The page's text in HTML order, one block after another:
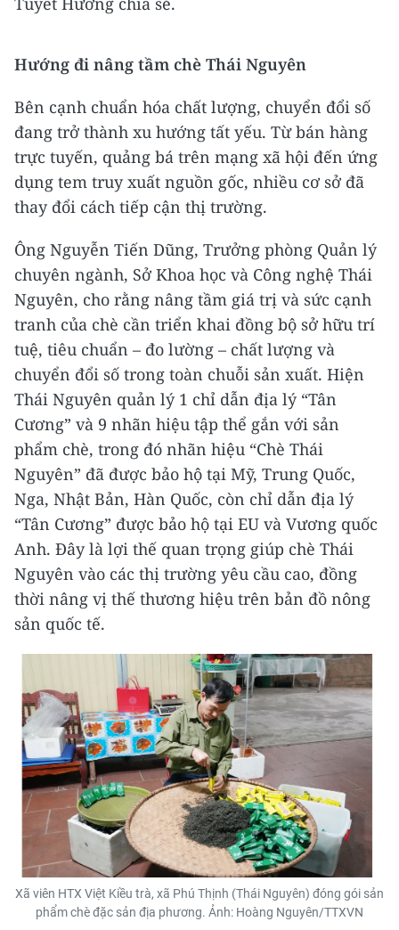
Hướng đi nâng tầm chè Thái Nguyên
Bên cạnh chuẩn hóa chất lượng, chuyển đổi số
đang trở thành xu hướng tất yếu. Từ bán hàng
trực tuyến, quảng bá trên mạng xã hội đến ứng
dụng tem truy xuất nguồn gốc, nhiều cơ sở đã
thay đổi cách tiếp cận thị trường.
Ông Nguyễn Tiến Dũng, Trưởng phòng Quản lý
chuyên ngành, Sở Khoa học và Công nghệ Thái
Nguyên, cho rằng nâng tầm giá trị và sức cạnh
tranh của chè cần triển khai đồng bộ sở hữu trí
tuệ, tiêu chuẩn – đo lường – chất lượng và
chuyển đổi số trong toàn chuỗi sản xuất. Hiện
Thái Nguyên quản lý 1 chỉ dẫn địa lý “Tân
Cương” và 9 nhãn hiệu tập thể gắn với sản
phẩm chè, trong đó nhãn hiệu “Chè Thái
Nguyên” đã được bảo hộ tại Mỹ, Trung Quốc,
Nga, Nhật Bản, Hàn Quốc, còn chỉ dẫn địa lý
“Tân Cương” được bảo hộ tại EU và Vương quốc
Anh. Đây là lợi thế quan trọng giúp chè Thái
Nguyên vào các thị trường yêu cầu cao, đồng
thời nâng vị thế thương hiệu trên bản đồ nông
sản quốc tế.
Xã viên HTX Việt Kiều trà, xã Phú Thịnh (Thái Nguyên) đóng gói sản
phẩm chè đặc sản địa phương. Ảnh: Hoàng Nguyên/TTXVN